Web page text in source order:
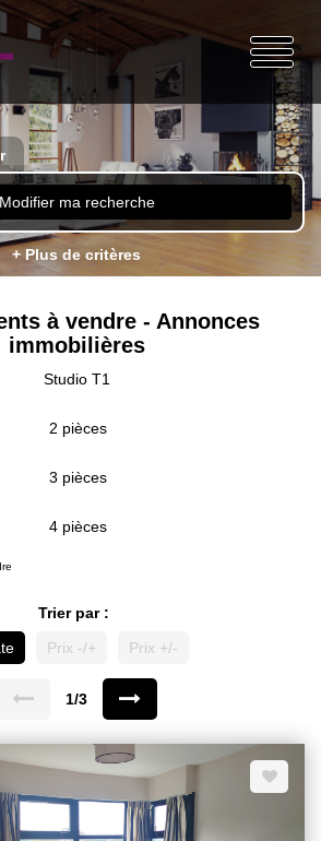
Modifier ma recherche
+ Plus de critères
à vendre - Annonces
immobilières
Studio T1
2 pièces
3 pièces
4 pièces
Trier par :
Prix -/+ Prix +/-
1/3